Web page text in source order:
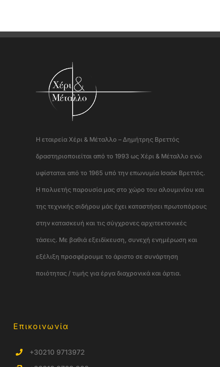
Η εταιρεία Χέρι & Μέταλλο – Δημήτρης Βρεττός
δραστηριοποιείται από το 1993 ως Χέρι & Μέταλλο ενώ
υφίσταται από το 1965 υπό την επωνυμία Ισαάκ Βρεττός.
Η πολυετής παρουσία μας στο χώρο του αλουμινίου και
της τεχνικής σιδήρου μάς έχει καταστήσει πρωτοπόρους
στην κατασκευή και τις σύγχρονες αρχιτεκτονικές
τάσεις. Με βαθιά εξειδίκευση, συνεχή ενημέρωση και
εξέλιξη προσφέρουμε το άριστο σε συνάρτηση
ποιότητας / τιμής για έργα διαχρονικά και άρτια.
Επικοινωνία
+30210 9713972